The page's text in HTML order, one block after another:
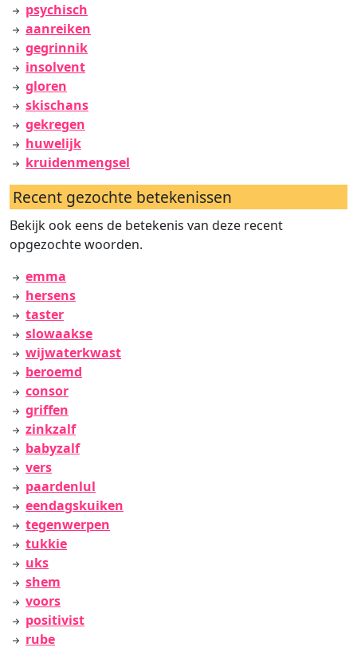
psychisch
aanreiken
gegrinnik
insolvent
gloren
skischans
gekregen
huwelijk
kruidenmengsel
Recent gezochte betekenissen
Bekijk ook eens de betekenis van deze recent
opgezochte woorden.
emma
hersens
taster
slowaakse
wijwaterkwast
beroemd
consor
griffen
zinkzalf
babyzalf
vers
paardenlul
eendagskuiken
tegenwerpen
tukkie
uks
shem
voors
positivist
rube